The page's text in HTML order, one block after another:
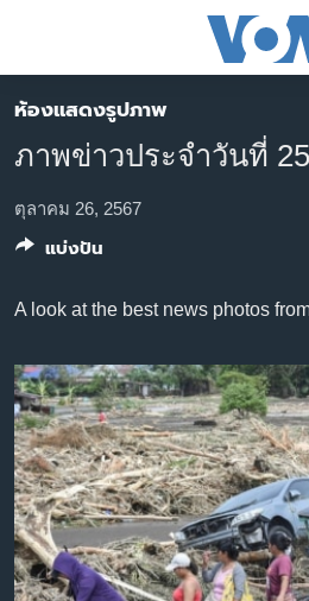
ต่อ
ไป
หลัก
ข้าม
หน้า
ข้าม
ไป
การ
ค้นหา
หน้าหลัก
โลก
เอเชีย
สหรัฐฯ
ไทย
วิทยาศาสตร์
สังคมและสุขภาพ
ไลฟ์สไตล์
ตรวจสอบข่าว
เรียนรู้ภาษาอังกฤษ
ห้องแสดงรูปภาพ
ภาพข่าวประจำวันที่
ตุลาคม 26, 2567
A look at the best news photos
แบ่งปัน